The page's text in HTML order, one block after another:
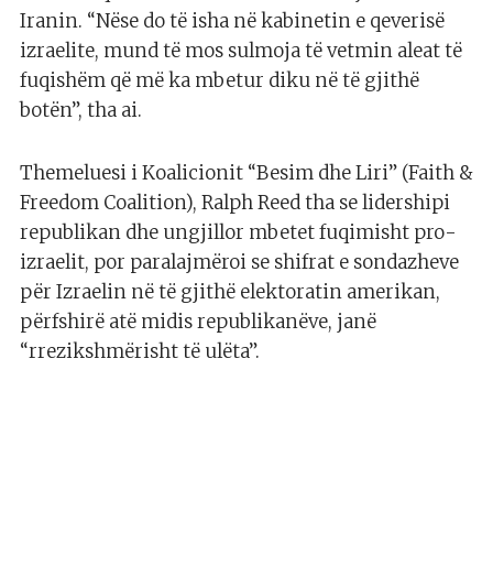
Iranin. “Nëse do të isha në kabinetin e qeverisë
izraelite, mund të mos sulmoja të vetmin aleat të
fuqishëm që më ka mbetur diku në të gjithë
botën”, tha ai.
Themeluesi i Koalicionit “Besim dhe Liri” (Faith &
Freedom Coalition), Ralph Reed tha se lidershipi
republikan dhe ungjillor mbetet fuqimisht pro-
izraelit, por paralajmëroi se shifrat e sondazheve
për Izraelin në të gjithë elektoratin amerikan,
përfshirë atë midis republikanëve, janë
“rrezikshmërisht të ulëta”.